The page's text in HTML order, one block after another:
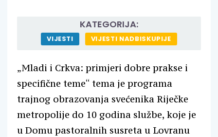
KATEGORIJA:
VIJESTI VIJESTI NADBISKUPIJE
„Mladi i Crkva: primjeri dobre prakse i
specifične teme“ tema je programa
trajnog obrazovanja svećenika Riječke
metropolije do 10 godina službe, koje je
u Domu pastoralnih susreta u Lovranu